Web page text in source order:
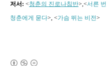
저서: <청춘의 진로나침반>,<서른 번
청춘에게 묻다>, <가슴 뛰는 비전>